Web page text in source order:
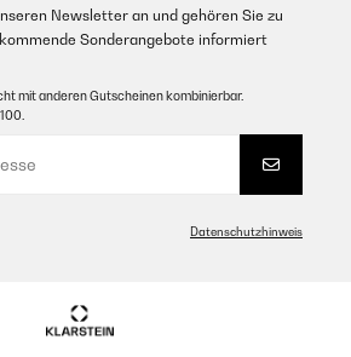
Man sollte nur eben nicht zu schnell fahren
wegfliegen.
GEPRÜFTE BEWERTUNG
03/03/2021
Newsletter an und gehören Sie zu
Sonderangebote informiert
mit anderen Gutscheinen kombinierbar.
Datenschutzhinweis